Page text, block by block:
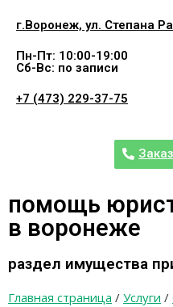
г.Воронеж, ул. Степана
Пн-Пт: 10:00-19:00
Сб-Вс: по записи
+7 (473) 229-37-75
помощь
в воронеже
раздел имущества
Главная страница / Услуги /